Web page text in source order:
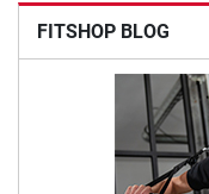
FITSHOP BLOG